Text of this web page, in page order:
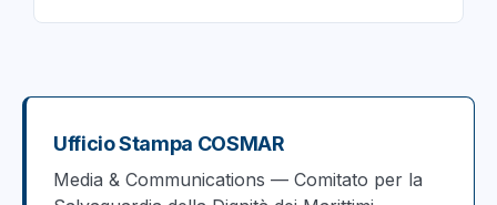
Ufficio Stampa COSMAR
Media & Communications — Comitato per la